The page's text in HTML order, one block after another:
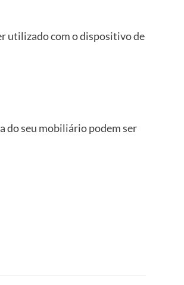
utilizado com o dispositivo de
do seu mobiliário podem ser